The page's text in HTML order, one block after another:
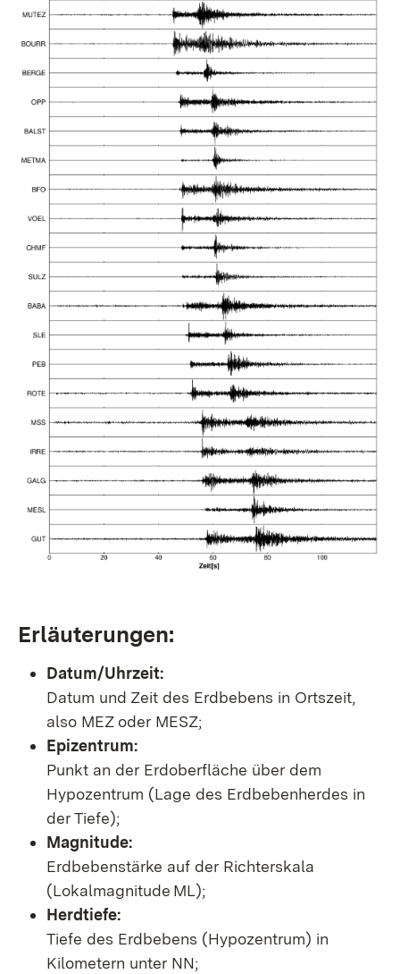
Erläuterungen:
Datum/Uhrzeit:
Datum und Zeit des Erdbebens in Ortszeit,
also MEZ oder MESZ;
Epizentrum:
Punkt an der Erdoberfläche über dem
Hypozentrum (Lage des Erdbebenherdes in
der Tiefe);
Magnitude:
Erdbebenstärke auf der Richterskala
(Lokalmagnitude ML);
Herdtiefe:
Tiefe des Erdbebens (Hypozentrum) in
Kilometern unter NN;